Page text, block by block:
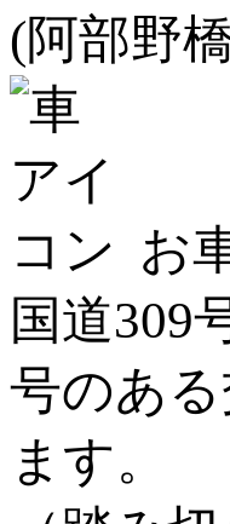
(阿部野
お
国道309
号のあ
ます。